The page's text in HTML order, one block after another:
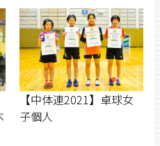
【中体連2021】卓球女
子個人